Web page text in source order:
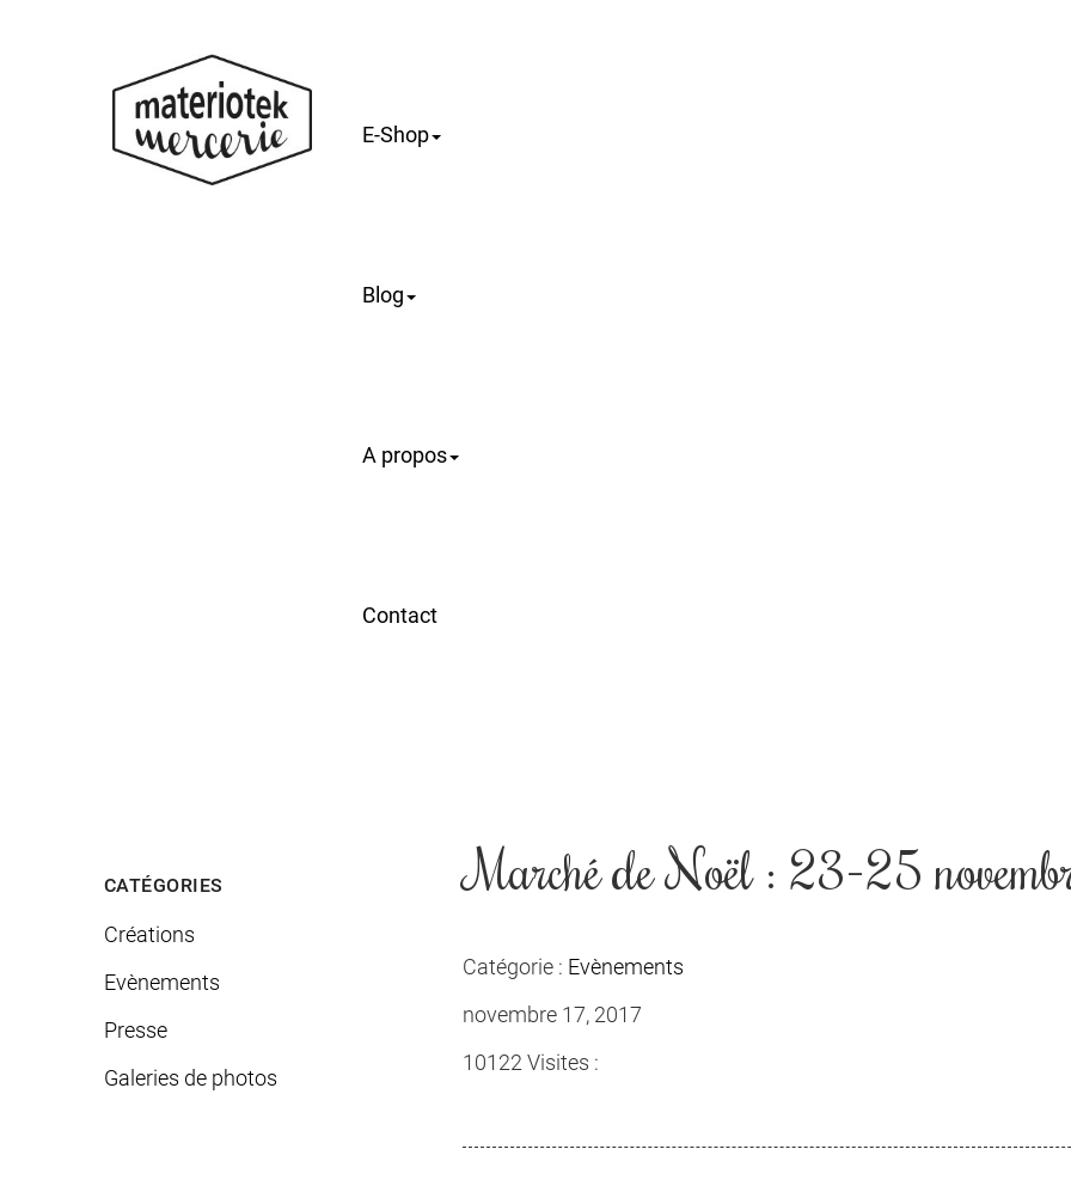
E-Shop
Blog
A propos
Contact
CATÉGORIES
Créations
Evènements
Presse
Galeries de photos
Marché de Noël : 23-25
Catégorie : Evènements
novembre 17, 2017
10122 Visites :